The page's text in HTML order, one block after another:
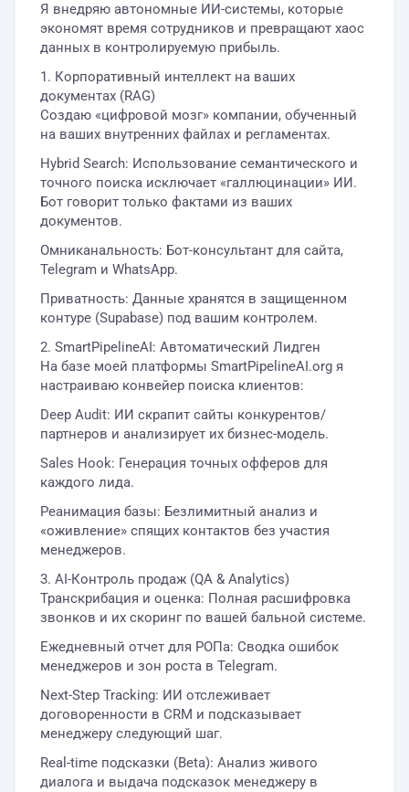
Я внедряю автономные ИИ-системы, которые
экономят время сотрудников и превращают хаос
данных в контролируемую прибыль.
1. Корпоративный интеллект на ваших
документах (RAG)
Создаю «цифровой мозг» компании, обученный
на ваших внутренних файлах и регламентах.
Hybrid Search: Использование семантического и
точного поиска исключает «галлюцинации» ИИ.
Бот говорит только фактами из ваших
документов.
Омниканальность: Бот-консультант для сайта,
Telegram и WhatsApp.
Приватность: Данные хранятся в защищенном
контуре (Supabase) под вашим контролем.
2. SmartPipelineAI: Автоматический Лидген
На базе моей платформы SmartPipelineAI.org я
настраиваю конвейер поиска клиентов:
Deep Audit: ИИ скрапит сайты конкурентов/
партнеров и анализирует их бизнес-модель.
Sales Hook: Генерация точных офферов для
каждого лида.
Реанимация базы: Безлимитный анализ и
«оживление» спящих контактов без участия
менеджеров.
3. AI-Контроль продаж (QA & Analytics)
Транскрибация и оценка: Полная расшифровка
звонков и их скоринг по вашей бальной системе.
Ежедневный отчет для РОПа: Сводка ошибок
менеджеров и зон роста в Telegram.
Next-Step Tracking: ИИ отслеживает
договоренности в CRM и подсказывает
менеджеру следующий шаг.
Real-time подсказки (Beta): Анализ живого
диалога и выдача подсказок менеджеру в